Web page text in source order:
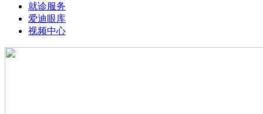
就诊服务
爱迪眼库
视频中心